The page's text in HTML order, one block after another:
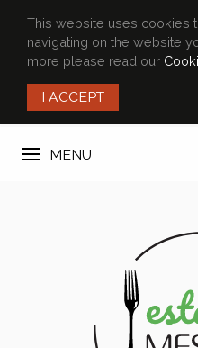
This website uses cookies
navigating on the website
more please read our
I ACCEPT
MENU